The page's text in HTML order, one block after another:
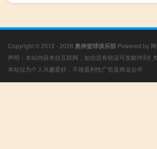
Copyright © 2012 - 2026 奥神篮球俱乐部 Powered by
声明：本站内容来自互联网，如信息有错误可发邮件到
本站仅为个人兴趣爱好，不接盈利性广告及商业合作